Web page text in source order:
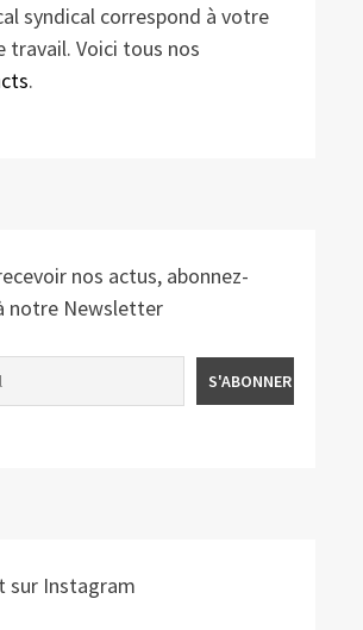
syndical correspond à votre
travail. Voici tous nos
.
nos actus, abonnez-
notre Newsletter
sur Instagram